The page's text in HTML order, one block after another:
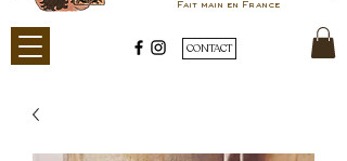
Fait main en France
CONTACT